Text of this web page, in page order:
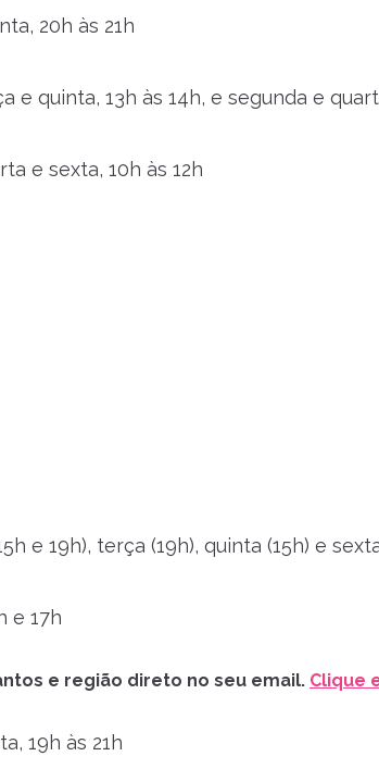
20h às 21h
e quinta, 13h às 14h, e segunda e
e sexta, 10h às 12h
e 19h), terça (19h), quinta (15h) e
e 17h
e região direto no seu email. Clique
19h às 21h